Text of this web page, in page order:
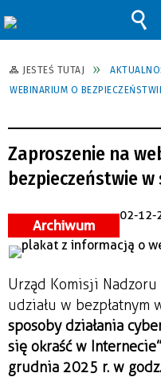
JESTEŚ TUTAJ
WEBINARIUM O
Zaproszenie na
bezpieczeństwie w
Archiwum
02-12-
Urząd Komisji Nadzoru
udziału w bezpłatnym
sposoby działania
się okraść w Internecie”
grudnia 2025 r. w